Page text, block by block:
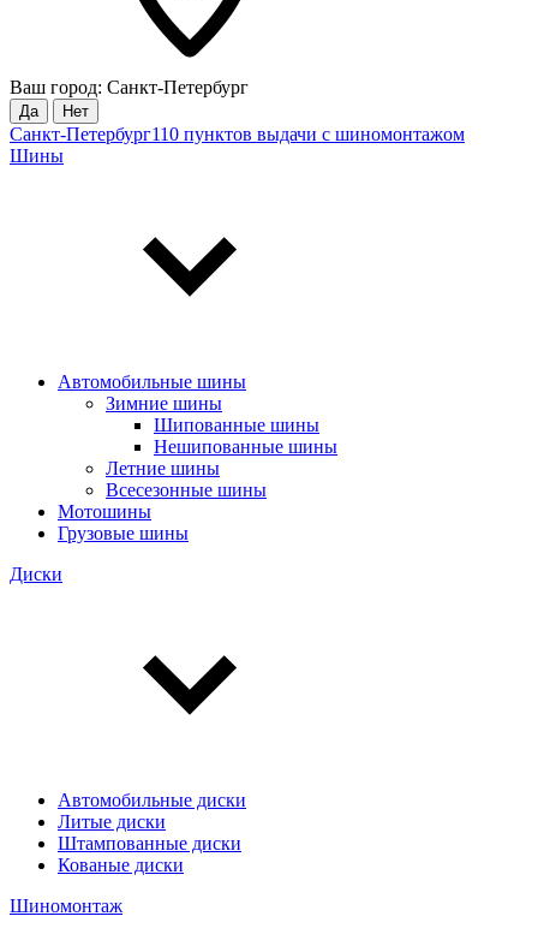
Ваш город: Санкт-Петербург
Да Нет
Санкт-Петербург110 пунктов выдачи с шиномонтажом
Шины
Автомобильные шины
Зимние шины
Шипованные шины
Нешипованные шины
Летние шины
Всесезонные шины
Мотошины
Грузовые шины
Диски
Автомобильные диски
Литые диски
Штампованные диски
Кованые диски
Шиномонтаж